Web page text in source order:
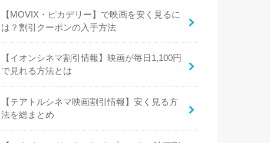
【MOVIX・ピカデリー】で映画を安く見るに
は？割引クーポンの入手方法
【イオンシネマ割引情報】映画が毎日1,100円
で見れる方法とは
【テアトルシネマ映画割引情報】安く見る方
法を総まとめ